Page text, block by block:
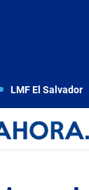
LMF El Salvador